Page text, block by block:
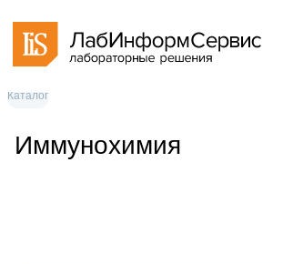
Каталог
Иммунохимия